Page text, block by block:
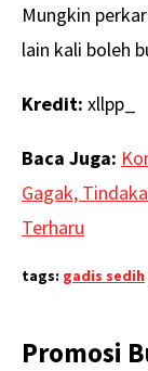
Mungkin
lain kali boleh
Kredit: xllpp_
Baca Juga:
Gagak,
Terharu
tags: gadis sedih
Promosi